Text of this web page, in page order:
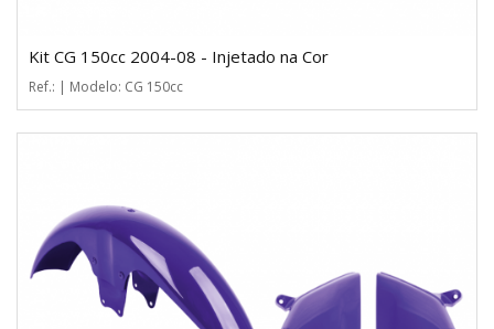
Kit CG 150cc 2004-08 - Injetado na Cor
Ref.: | Modelo: CG 150cc